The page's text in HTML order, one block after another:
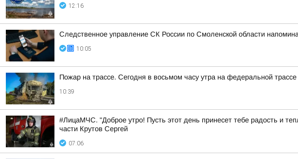
12:16
Следственное управление СК России по Смоленской области
10:05
Пожар на трассе. Сегодня в восьмом часу утра на федеральной
10:39
#ЛицаМЧС. "Доброе утро! Пусть этот день принесет тебе радость и
части Крутов Сергей
07:06